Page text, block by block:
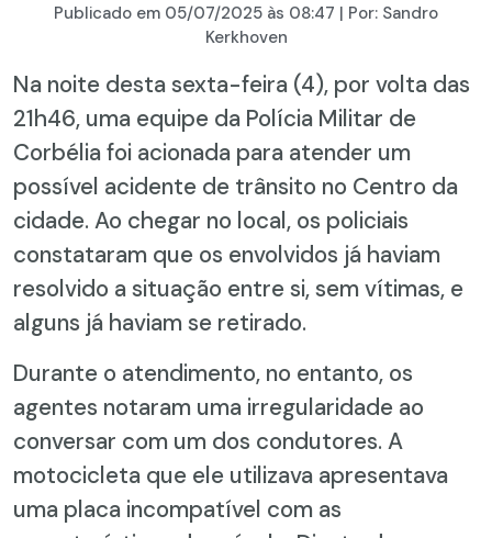
Publicado em 05/07/2025 às 08:47 | Por: Sandro
Kerkhoven
Na noite desta sexta-feira (4), por volta das
21h46, uma equipe da Polícia Militar de
Corbélia foi acionada para atender um
possível acidente de trânsito no Centro da
cidade. Ao chegar no local, os policiais
constataram que os envolvidos já haviam
resolvido a situação entre si, sem vítimas, e
alguns já haviam se retirado.
Durante o atendimento, no entanto, os
agentes notaram uma irregularidade ao
conversar com um dos condutores. A
motocicleta que ele utilizava apresentava
uma placa incompatível com as